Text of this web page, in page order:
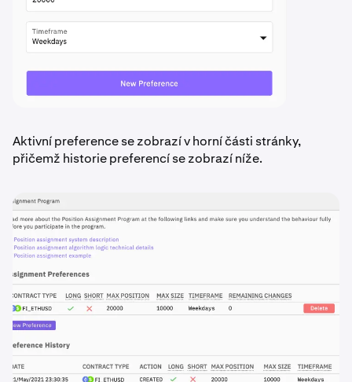
Aktivní preference se zobrazí v horní části stránky,
přičemž historie preferencí se zobrazí níže.